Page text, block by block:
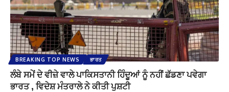
BREAKING TOP NEWS ਭਾਰਤ
ਲੰਬੇ ਸਮੇਂ ਦੇ ਵੀਜ਼ੇ ਵਾਲੇ ਪਾਕਿਸਤਾਨੀ ਹਿੰਦੂਆਂ ਨੂੰ ਨਹੀਂ ਛੱਡਣਾ ਪਵੇਗਾ
ਭਾਰਤ , ਵਿਦੇਸ਼ ਮੰਤਰਾਲੇ ਨੇ ਕੀਤੀ ਪੁਸ਼ਟੀ